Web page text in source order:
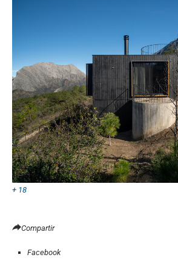
+ 18
Compartir
Facebook